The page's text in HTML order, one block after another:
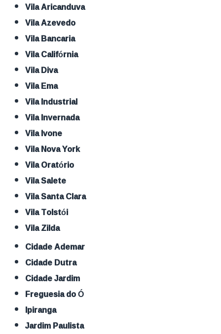
Vila Aricanduva
Vila Azevedo
Vila Bancaria
Vila Califórnia
Vila Diva
Vila Ema
Vila Industrial
Vila Invernada
Vila Ivone
Vila Nova York
Vila Oratório
Vila Salete
Vila Santa Clara
Vila Tolstói
Vila Zilda
Cidade Ademar
Cidade Dutra
Cidade Jardim
Freguesia do Ó
Ipiranga
Jardim Paulista